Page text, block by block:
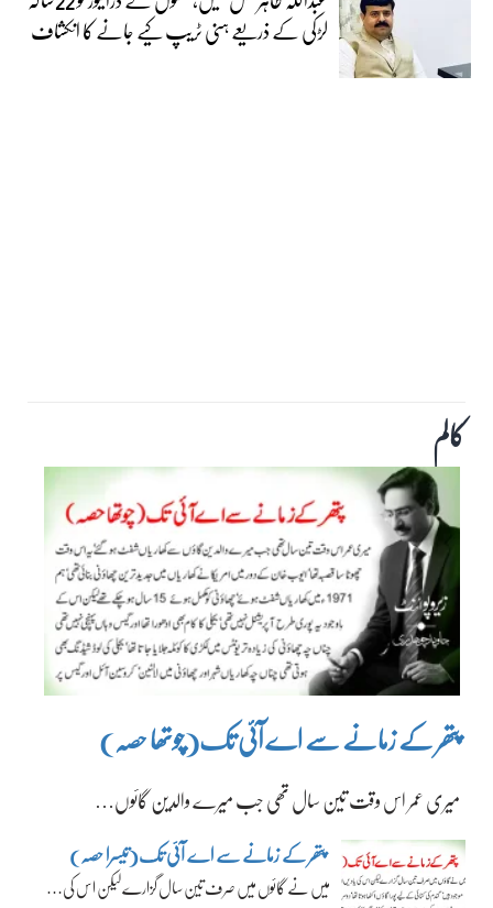
لڑکی کے ذریعے ہنی ٹریپ کیے جانے کا انکشاف
کالم
پتھر کے زمانے سے اے آئی تک(چوتھا حصہ)
میری عمر اس وقت تین سال تھی جب میرے والدین گائوں…
پتھر کے زمانے سے اے آئی تک(تیسرا حصہ)
میں نے گائوں میں صرف تین سال گزارے لیکن اس کی…